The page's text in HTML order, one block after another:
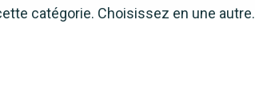
catégorie. Choisissez en une autre.